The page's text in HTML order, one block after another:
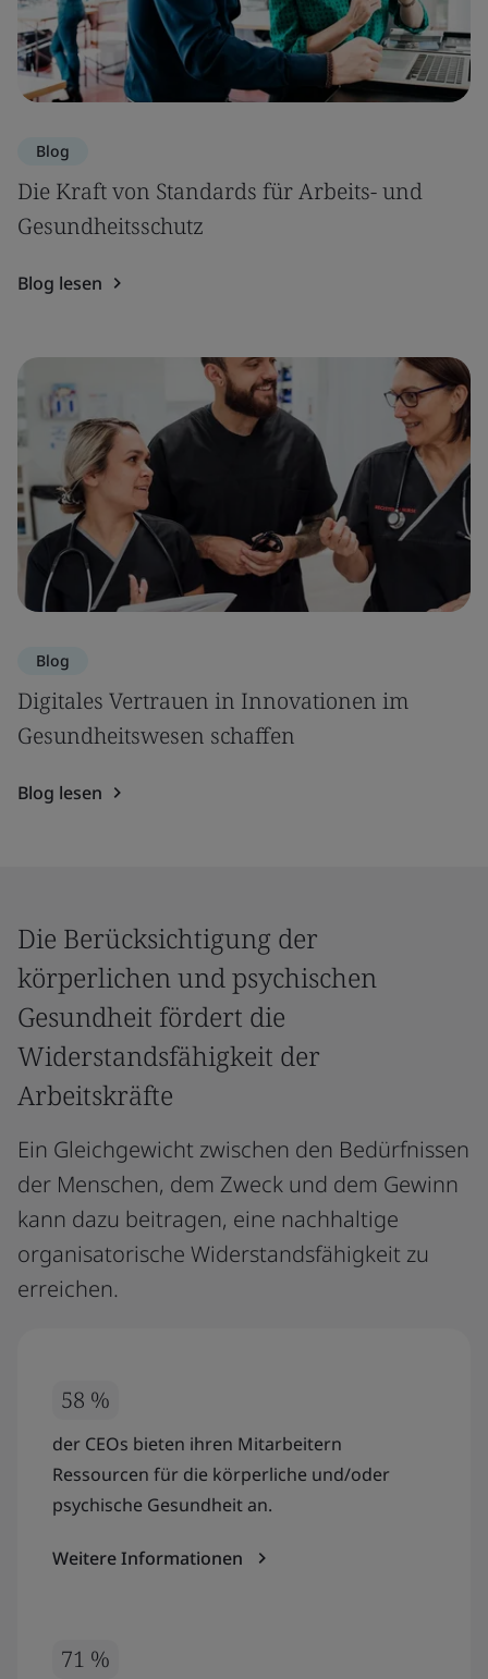
Blog
Die Kraft von Standards für Arbeits- und
Gesundheitsschutz
Blog lesen
Blog
Digitales Vertrauen in Innovationen im
Gesundheitswesen schaffen
Blog lesen
Die Berücksichtigung der
körperlichen und psychischen
Gesundheit fördert die
Widerstandsfähigkeit der
Arbeitskräfte
Ein Gleichgewicht zwischen den Bedürfnissen
der Menschen, dem Zweck und dem Gewinn
kann dazu beitragen, eine nachhaltige
organisatorische Widerstandsfähigkeit zu
erreichen.
58 %
der CEOs bieten ihren Mitarbeitern
Ressourcen für die körperliche und/oder
psychische Gesundheit an.
Weitere Informationen
71 %